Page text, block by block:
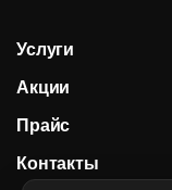
Услуги
Акции
Прайс
Контакты